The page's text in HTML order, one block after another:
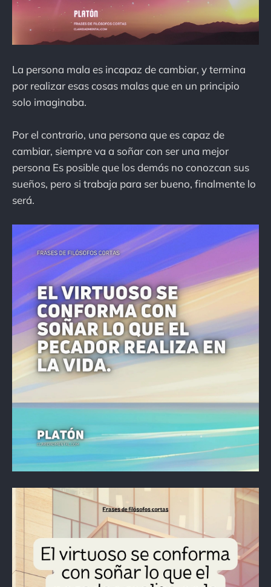
La persona mala es incapaz de cambiar, y termina
por realizar esas cosas malas que en un principio
solo imaginaba.
Por el contrario, una persona que es capaz de
cambiar, siempre va a soñar con ser una mejor
persona Es posible que los demás no conozcan sus
sueños, pero si trabaja para ser bueno, finalmente lo
será.